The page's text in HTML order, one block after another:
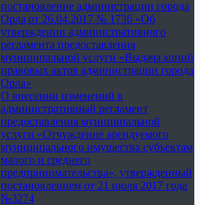
постановление администрации города
Орла от 26.04.2017 № 1736 «Об
утверждении административного
регламента предоставления
муниципальной услуги «Выдача копий
правовых актов администрации города
Орла»
О внесении изменений в
административный регламент
предоставления муниципальной
услуги «Отчуждение арендуемого
муниципального имущества субъектам
малого и среднего
предпринимательства», утвержденный
постановлением от 21 июля 2017 года
№3274